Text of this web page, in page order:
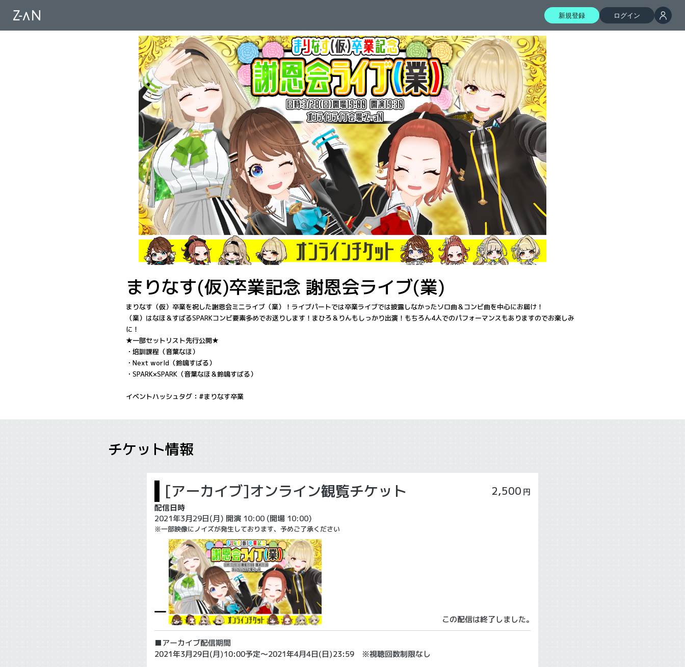
新規登録 ログイン
まりなす(仮)卒業記念 謝恩会ライブ(業)
まりなす（仮）卒業を祝した謝恩会ミニライブ（業）！ライブパートでは卒業ライブでは披露しなかったソロ曲＆コンビ曲を中心にお届け！
（業）はなほ＆すばるSPARKコンビ要素多めでお送りします！まひろ＆りんもしっかり出演！もちろん4人でのパフォーマンスもありますのでお楽しみ
に！
★一部セットリスト先行公開★
・培訓課程（音葉なほ）
・Next world（鈴鳴すばる）
・SPARK×SPARK（音葉なほ＆鈴鳴すばる）
イベントハッシュタグ：#まりなす卒業
チケット情報
[アーカイブ]オンライン観覧チケット
配信日時
2021年3月29日(月) 開演 10:00 (開場 10:00)
※一部映像にノイズが発生しております、予めご了承ください
2,500 円
この配信は終了しました。
■アーカイブ配信期間
2021年3月29日(月)10:00予定～2021年4月4日(日)23:59 ※視聴回数制限なし